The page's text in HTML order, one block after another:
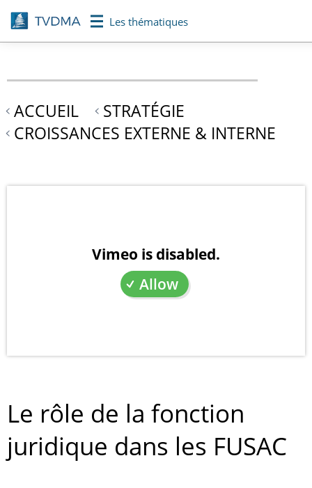
Aller
au
contenu
Les thématiques
ACCUEIL
STRATÉGIE
CROISSANCES EXTERNE & INTERNE
Vimeo is disabled.
Allow
Le rôle de la fonction
juridique dans les FUSAC